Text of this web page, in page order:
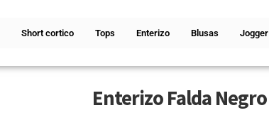
Short cortico Tops Enterizo Blusas Jogger
Enterizo Falda Negro